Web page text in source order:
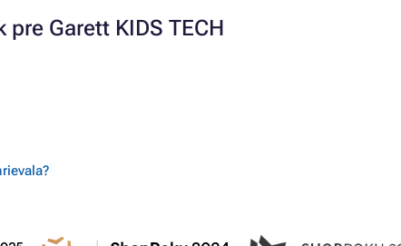
Garett KIDS TECH